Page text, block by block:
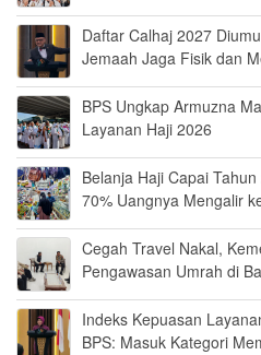
Daftar Calhaj 2027
Jemaah Jaga Fisik dan
BPS Ungkap Armuzna
Layanan Haji 2026
Belanja Haji Capai
70% Uangnya Mengalir
Cegah Travel Nakal,
Pengawasan Umrah di
Indeks Kepuasan
BPS: Masuk Kategori